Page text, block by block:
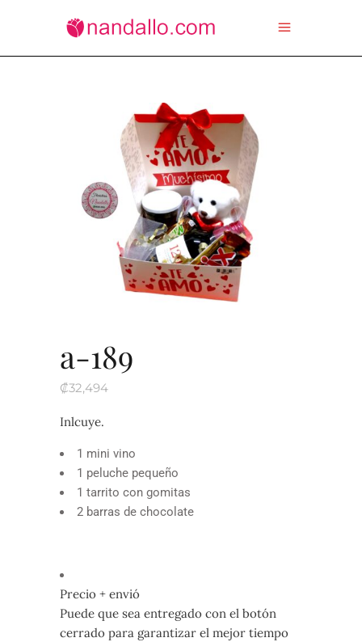
a-189
₡32,494
Inlcuye.
1 mini vino
1 peluche pequeño
1 tarrito con gomitas
2 barras de chocolate
Precio + envió
Puede que sea entregado con el botón
cerrado para garantizar el mejor tiempo